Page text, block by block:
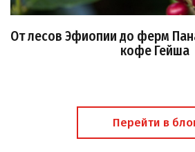
От лесов Эфиопии до ферм
кофе Гейша
Перейти в